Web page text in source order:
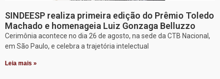
SINDEESP realiza primeira edição do Prêmio Toledo
Machado e homenageia Luiz Gonzaga Belluzzo
Cerimônia acontece no dia 26 de agosto, na sede da CTB Nacional,
em São Paulo, e celebra a trajetória intelectual
Leia mais »